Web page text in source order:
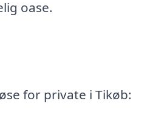
oase.
for private i Tikøb: